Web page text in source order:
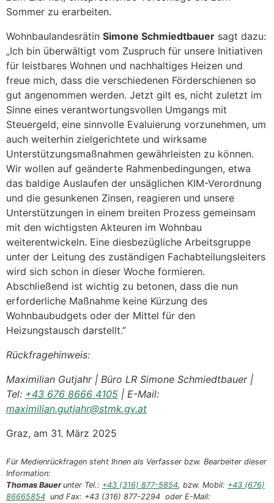
Sommer zu erarbeiten.
Wohnbaulandesrätin Simone Schmiedtbauer sagt dazu:
„Ich bin überwältigt vom Zuspruch für unsere Initiativen
für leistbares Wohnen und nachhaltiges Heizen und
freue mich, dass die verschiedenen Förderschienen so
gut angenommen werden. Jetzt gilt es, nicht zuletzt im
Sinne eines verantwortungsvollen Umgangs mit
Steuergeld, eine sinnvolle Evaluierung vorzunehmen, um
auch weiterhin zielgerichtete und wirksame
Unterstützungsmaßnahmen gewährleisten zu können.
Wir wollen auf geänderte Rahmenbedingungen, etwa
das baldige Auslaufen der unsäglichen KIM-Verordnung
und die gesunkenen Zinsen, reagieren und unsere
Unterstützungen in einem breiten Prozess gemeinsam
mit den wichtigsten Akteuren im Wohnbau
weiterentwickeln. Eine diesbezügliche Arbeitsgruppe
unter der Leitung des zuständigen Fachabteilungsleiters
wird sich schon in dieser Woche formieren.
Abschließend ist wichtig zu betonen, dass die nun
erforderliche Maßnahme keine Kürzung des
Wohnbaubudgets oder der Mittel für den
Heizungstausch darstellt.”
Rückfragehinweis:
Maximilian Gutjahr | Büro LR Simone Schmiedtbauer |
Tel: +43 676 8666 4105 | E-Mail:
maximilian.gutjahr@stmk.gv.at
Graz, am 31. März 2025
Für Medienrückfragen steht Ihnen als Verfasser bzw. Bearbeiter dieser
Information:
Thomas Bauerunter Tel.: +43 (316) 877-5854, bzw. Mobil: +43 (676)
86665854 und Fax: +43 (316) 877-2294 oder E-Mail: